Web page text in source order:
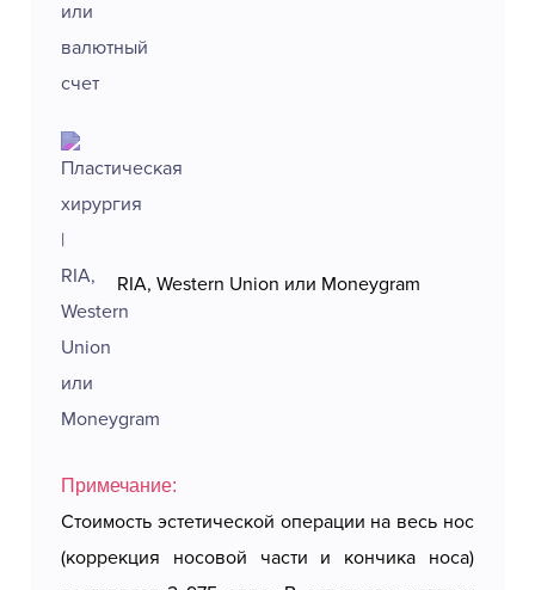
RIA, Western Union или Moneygram
Примечание:
Стоимость эстетической операции на весь нос
(коррекция носовой части и кончика носа)